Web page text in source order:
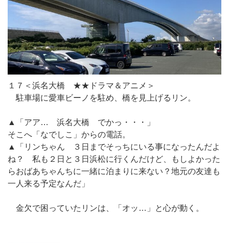
１７＜浜名大橋 ★★ドラマ＆アニメ＞
駐車場に愛車ビーノを駐め、橋を見上げるリン。
▲「アア… 浜名大橋 でかっ・・・」
そこへ「なでしこ」からの電話。
▲「リンちゃん ３日までそっちにいる事になったんだよ
ね？ 私も２日と３日浜松に行くんだけど、もしよかった
らおばあちゃんちに一緒に泊まりに来ない？地元の友達も
一人来る予定なんだ」
金欠で困っていたリンは、「オッ…」と心が動く。